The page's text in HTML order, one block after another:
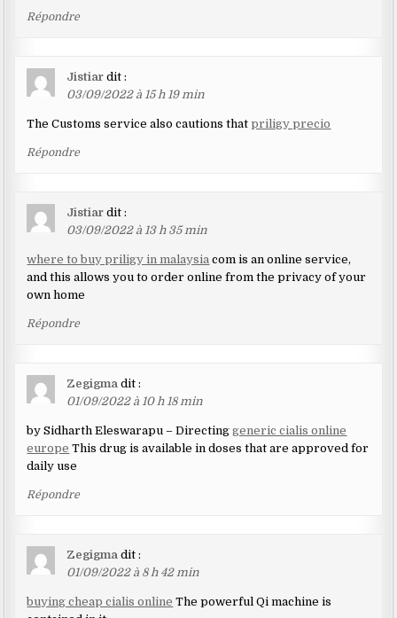
Répondre
Jistiar dit :
03/09/2022 à 15 h 19 min
The Customs service also cautions thatpriligy precio
Répondre
Jistiar dit :
03/09/2022 à 13 h 35 min
where to buy priligy in malaysia com is an online service,
and this allows you to order online from the privacy of your
own home
Répondre
Zegigma dit :
01/09/2022 à 10 h 18 min
by Sidharth Eleswarapu – Directinggeneric cialis online
europe This drug is available in doses that are approved for
daily use
Répondre
Zegigma dit :
01/09/2022 à 8 h 42 min
buying cheap cialis online The powerful Qi machine is